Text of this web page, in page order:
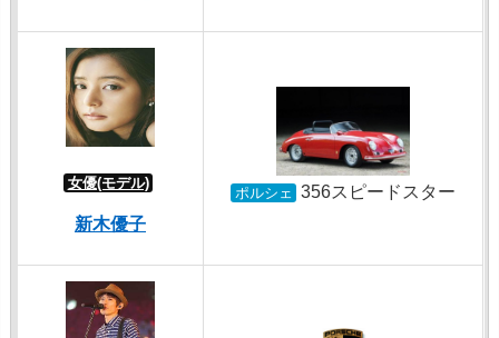
女優(モデル)
新木優子
ポルシェ 356スピードスター